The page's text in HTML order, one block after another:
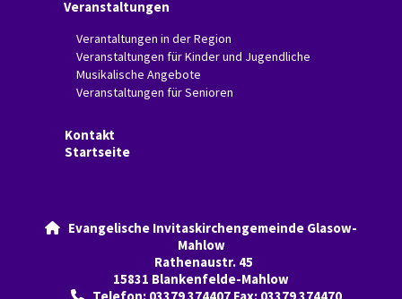
Veranstaltungen
Verantaltungen in der Region
Veranstaltungen für Kinder und Jugendliche
Musikalische Angebote
Veranstaltungen für Senioren
Kontakt
Startseite

Evangelische Invitaskirchengemeinde Glasow-
Mahlow
Rathenaustr. 45
15831 Blankenfelde-Mahlow
 Telefon: 03379 374407 Fax: 03379 374470